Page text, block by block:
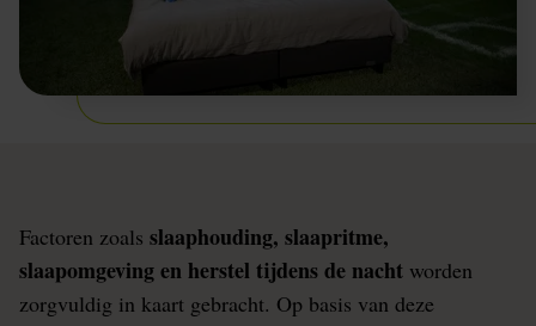
Factoren zoals slaaphouding, slaapritme,
slaapomgeving en herstel tijdens de nacht worden
zorgvuldig in kaart gebracht. Op basis van deze